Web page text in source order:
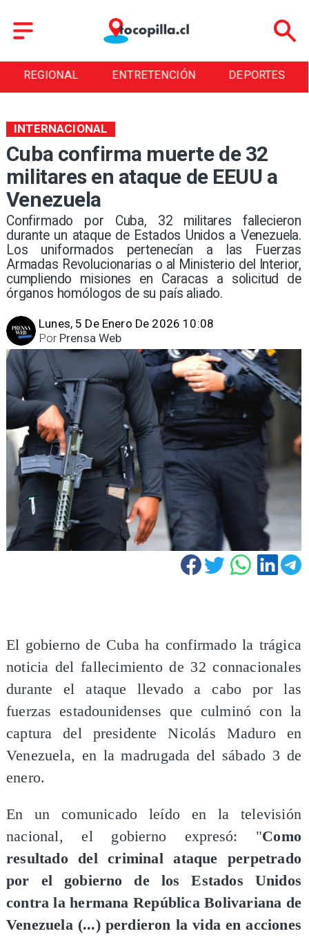
REGIONAL ENTRETENCIÓN DEPORTES
Cuba confirma muerte de 32
militares en ataque de EEUU a
Venezuela
Confirmado por Cuba, 32 militares fallecieron
durante un ataque de Estados Unidos a Venezuela.
Los uniformados pertenecían a las Fuerzas
Armadas Revolucionarias o al Ministerio del Interior,
cumpliendo misiones en Caracas a solicitud de
órganos homólogos de su país aliado.
INTERNACIONAL
Lunes, 5 De Enero De 2026 10:08
Prensa Web
Por
El gobierno de Cuba ha confirmado la trágica
noticia del fallecimiento de 32 connacionales
durante el ataque llevado a cabo por las
fuerzas estadounidenses que culminó con la
captura del presidente Nicolás Maduro en
Venezuela, en la madrugada del sábado 3 de
enero.
En un comunicado leído en la televisión
nacional, el gobierno expresó: "Como
resultado del criminal ataque perpetrado
por el gobierno de los Estados Unidos
contra la hermana República Bolivariana de
Venezuela (...) perdieron la vida en acciones